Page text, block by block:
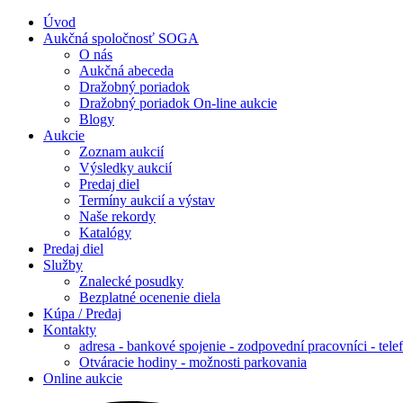
Úvod
Aukčná spoločnosť SOGA
O nás
Aukčná abeceda
Dražobný poriadok
Dražobný poriadok On-line aukcie
Blogy
Aukcie
Zoznam aukcií
Výsledky aukcií
Predaj diel
Termíny aukcií a výstav
Naše rekordy
Katalógy
Predaj diel
Služby
Znalecké posudky
Bezplatné ocenenie diela
Kúpa / Predaj
Kontakty
adresa - bankové spojenie - zodpovední pracovníci -
Otváracie hodiny - možnosti parkovania
Online aukcie